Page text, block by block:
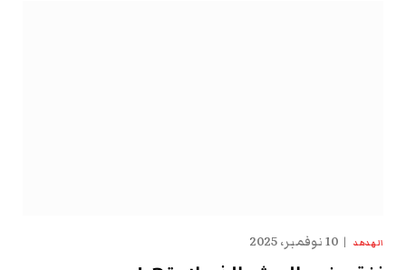
الهدهد 10 نوفمبر، 2025